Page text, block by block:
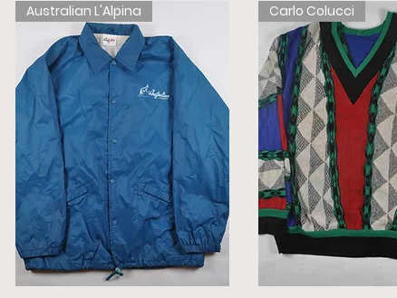
Australian L'Alpina Carlo Colucci